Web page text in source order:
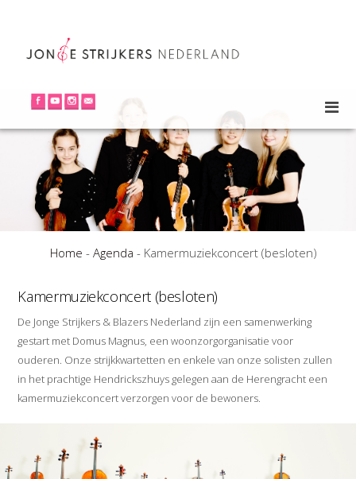
Home - Agenda - Kamermuziekconcert (besloten)
Kamermuziekconcert (besloten)
De Jonge Strijkers & Blazers Nederland zijn een samenwerking
gestart met Domus Magnus, een woonzorgorganisatie voor
ouderen. Onze strijkkwartetten en enkele van onze solisten zullen
in het prachtige Hendrickszhuys gelegen aan de Herengracht een
kamermuziekconcert verzorgen voor de bewoners.